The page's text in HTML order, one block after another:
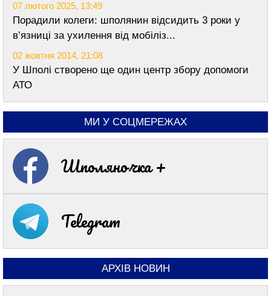
07 лютого 2025, 13:49
Порадили колеги: шполянин відсидить 3 роки у
в’язниці за ухилення від мобіліз...
02 жовтня 2014, 21:08
У Шполі створено ще один центр збору допомоги
АТО
МИ У СОЦМЕРЕЖАХ
Шполяночка +
Telegram
АРХІВ НОВИН